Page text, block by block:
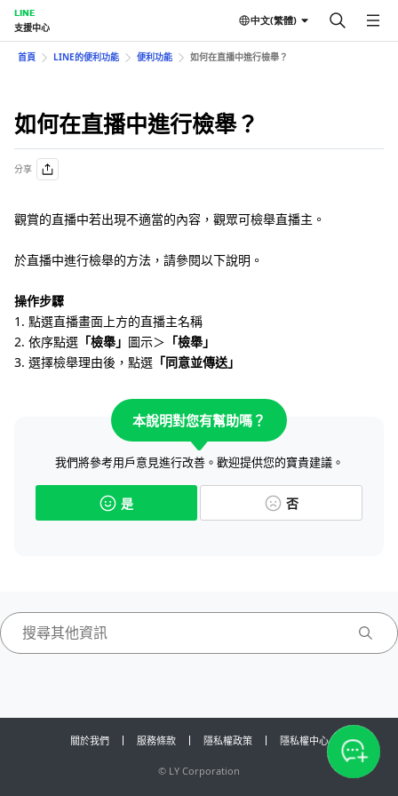
LINE
支援中心
中文(繁體)
首頁 LINE的便利功能 便利功能 如何在直播中進行檢舉？
如何在直播中進行檢舉？
分享
觀賞的直播中若出現不適當的內容，觀眾可檢舉直播主。
於直播中進行檢舉的方法，請參閱以下說明。
操作步驟
1. 點選直播畫面上方的直播主名稱
2. 依序點選 「檢舉」 圖示＞ 「檢舉」
3. 選擇檢舉理由後，點選 「同意並傳送」
本說明對您有幫助嗎？
我們將參考用戶意見進行改善。歡迎提供您的寶貴建議。
是 否
關於我們 服務條款 隱私權政策 隱私權中心
© LY Corporation